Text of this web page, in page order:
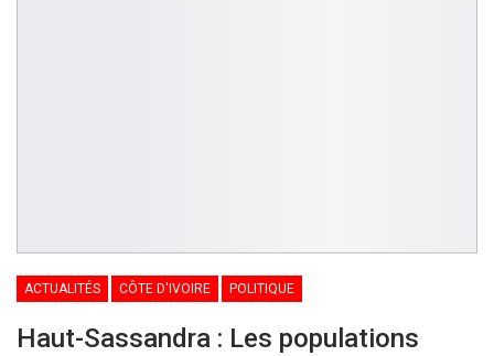
ACTUALITÉS CÔTE D'IVOIRE POLITIQUE
Haut-Sassandra : Les populations